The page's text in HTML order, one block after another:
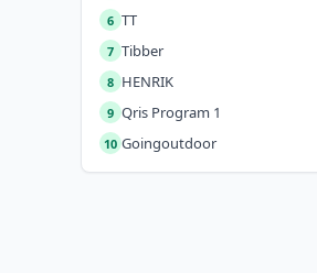
6 TT
7 Tibber
8 HENRIK
9 Qris Program 1
10 Goingoutdoor